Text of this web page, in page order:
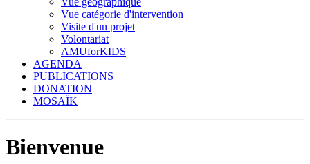
Vue catégorie d'intervention
Visite d'un projet
Volontariat
AMUforKIDS
AGENDA
PUBLICATIONS
DONATION
MOSAÏK
Bienvenue